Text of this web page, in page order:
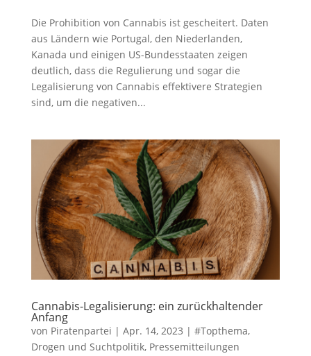
Die Prohibition von Cannabis ist gescheitert. Daten
aus Ländern wie Portugal, den Niederlanden,
Kanada und einigen US-Bundesstaaten zeigen
deutlich, dass die Regulierung und sogar die
Legalisierung von Cannabis effektivere Strategien
sind, um die negativen...
Cannabis-Legalisierung: ein zurückhaltender
Anfang
von Piratenpartei | Apr. 14, 2023 | #Topthema,
Drogen und Suchtpolitik, Pressemitteilungen